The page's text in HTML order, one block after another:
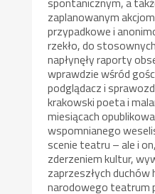
zaplanowanym
przypadkowe i
rzekło, do
napłynęły raporty
wprawdzie wśród
podglądacz i
krakowski poeta i
miesiącach
wspomnianego
scenie teatru – ale i
zderzeniem kultur,
zaprzeszłych
narodowego teatrum